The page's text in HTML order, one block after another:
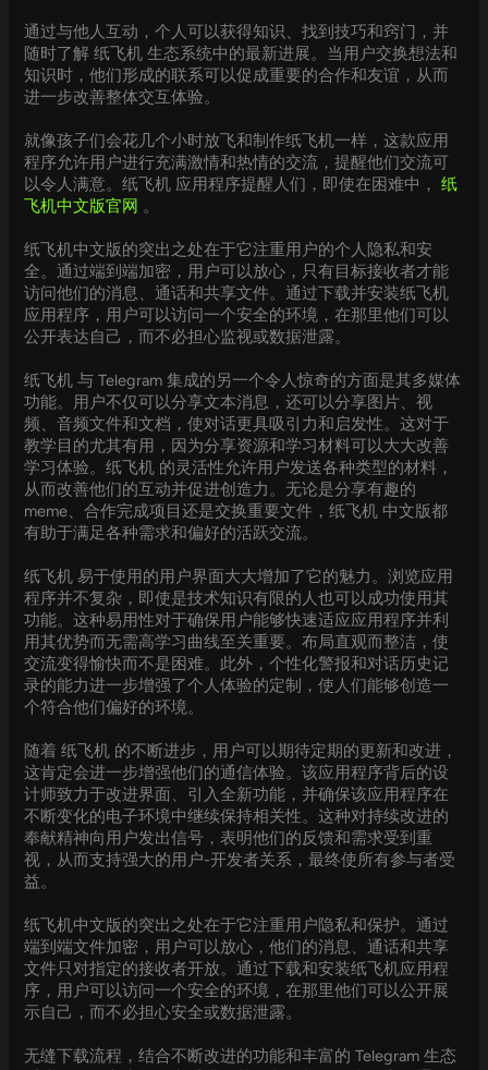
通过与他人互动，个人可以获得知识、找到技巧和窍门，并
随时了解 纸飞机 生态系统中的最新进展。当用户交换想法和
知识时，他们形成的联系可以促成重要的合作和友谊，从而
进一步改善整体交互体验。
就像孩子们会花几个小时放飞和制作纸飞机一样，这款应用
程序允许用户进行充满激情和热情的交流，提醒他们交流可
以令人满意。纸飞机 应用程序提醒人们，即使在困难中，纸
飞机中文版官网 。
纸飞机中文版的突出之处在于它注重用户的个人隐私和安
全。通过端到端加密，用户可以放心，只有目标接收者才能
访问他们的消息、通话和共享文件。通过下载并安装纸飞机
应用程序，用户可以访问一个安全的环境，在那里他们可以
公开表达自己，而不必担心监视或数据泄露。
纸飞机 与 Telegram 集成的另一个令人惊奇的方面是其多媒体
功能。用户不仅可以分享文本消息，还可以分享图片、视
频、音频文件和文档，使对话更具吸引力和启发性。这对于
教学目的尤其有用，因为分享资源和学习材料可以大大改善
学习体验。纸飞机 的灵活性允许用户发送各种类型的材料，
从而改善他们的互动并促进创造力。无论是分享有趣的
meme、合作完成项目还是交换重要文件，纸飞机 中文版都
有助于满足各种需求和偏好的活跃交流。
纸飞机 易于使用的用户界面大大增加了它的魅力。浏览应用
程序并不复杂，即使是技术知识有限的人也可以成功使用其
功能。这种易用性对于确保用户能够快速适应应用程序并利
用其优势而无需高学习曲线至关重要。布局直观而整洁，使
交流变得愉快而不是困难。此外，个性化警报和对话历史记
录的能力进一步增强了个人体验的定制，使人们能够创造一
个符合他们偏好的环境。
随着 纸飞机 的不断进步，用户可以期待定期的更新和改进，
这肯定会进一步增强他们的通信体验。该应用程序背后的设
计师致力于改进界面、引入全新功能，并确保该应用程序在
不断变化的电子环境中继续保持相关性。这种对持续改进的
奉献精神向用户发出信号，表明他们的反馈和需求受到重
视，从而支持强大的用户-开发者关系，最终使所有参与者受
益。
纸飞机中文版的突出之处在于它注重用户隐私和保护。通过
端到端文件加密，用户可以放心，他们的消息、通话和共享
文件只对指定的接收者开放。通过下载和安装纸飞机应用程
序，用户可以访问一个安全的环境，在那里他们可以公开展
示自己，而不必担心安全或数据泄露。
无缝下载流程，结合不断改进的功能和丰富的 Telegram 生态